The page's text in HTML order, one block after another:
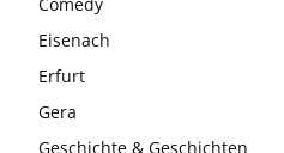
Eisenach
Erfurt
Gera
Geschichte & Geschichten